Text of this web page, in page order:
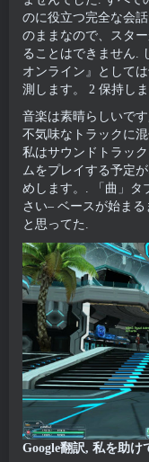
のに役立つ完全な会
のままなので、スタ
ることはできません.
オンライン』として
測します。 2 保持しま
音楽は素晴らしいで
不気味なトラックに
私はサウンドトラッ
ムをプレイする予定
めします。. 「曲」タ
さい– ベースが始ま
と思ってた.
Google翻訳, 私を助け